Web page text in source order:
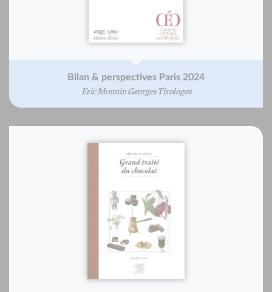
Bilan & perspectives Paris 2024
Eric Monnin Georges Tirologos